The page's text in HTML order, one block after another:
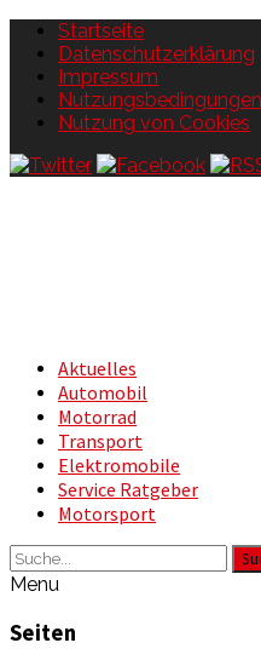
Startseite
Datenschutzerklärung
Impressum
Nutzungsbedingungen
Nutzung von Cookies
Aktuelles
Automobil
Motorrad
Transport
Elektromobile
Service Ratgeber
Motorsport
Menu
Seiten